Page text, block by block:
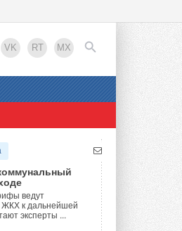
VK RT MX
EN
ведут
ЖКХ к дальнейшей
эксперты ...